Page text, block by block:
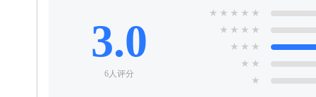
3.0
6人评分
★ ★ ★ ★ ★
★ ★ ★ ★
★ ★ ★
★ ★
★